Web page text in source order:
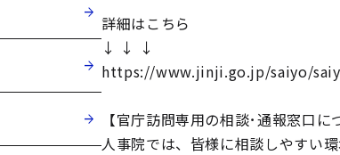
詳細はこちら
↓ ↓ ↓
https://www.jinji.go.jp/saiyo/
【官庁訪問専用の相談･通報窓口に
人事院では、皆様に相談しやすい